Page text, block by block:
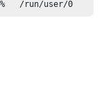
/run/user/0